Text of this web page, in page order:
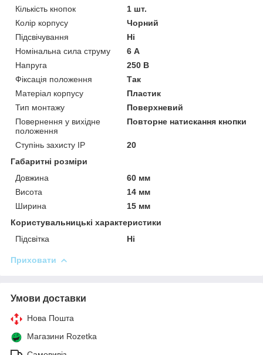
Кількість кнопок
1 шт.
Колір корпусу
Чорний
Підсвічування
Ні
Номінальна сила струму
6 А
Напруга
250 В
Фіксація положення
Так
Матеріал корпусу
Пластик
Тип монтажу
Поверхневий
Повернення у вихідне
положення
Повторне натискання кнопки
Ступінь захисту IP
20
Габаритні розміри
Довжина
60 мм
Висота
14 мм
Ширина
15 мм
Користувальницькі характеристики
Підсвітка
Ні
Приховати
Умови доставки
Нова Пошта
Магазини Rozetka